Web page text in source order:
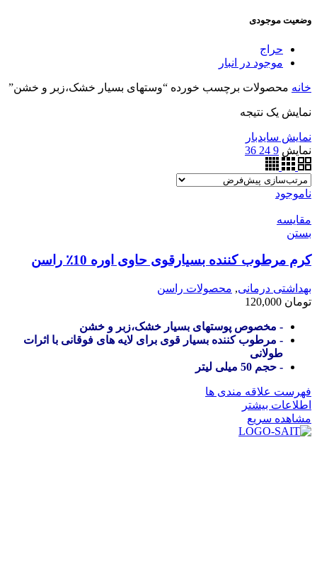
وضعیت موجودی
حراج
موجود در انبار
خانه محصولات برچسب خورده “وستهای بسیار خشک،زبر و خشن”
نمایش یک نتیجه
نمایش سایدبار
نمایش 9
24
36
ناموجود
مقایسه
بستن
کرم مرطوب کننده بسیارقوی حاوی اوره 10٪ راسن
بهداشتی درمانی, محصولات راسن
تومان
- مخصوص پوستهای بسیار خشک،زبر و خشن
- مرطوب کننده بسیار قوی برای لایه های فوقانی با اثرات
طولانی
- حجم 50 میلی لیتر
فهرست علاقه مندی ها
اطلاعات بیشتر
مشاهده سریع